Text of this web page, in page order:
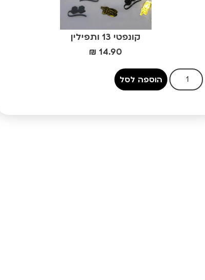
קונפטי 13 ותפילין
₪ 14.90
הוספה לסל